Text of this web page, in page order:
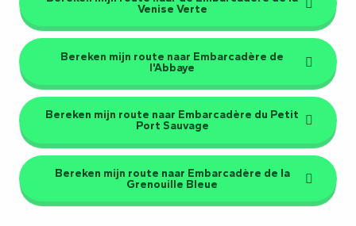
Venise Verte
Bereken mijn route naar Embarcadère de
l'Abbaye
Bereken mijn route naar Embarcadère du Petit
Port Sauvage
Bereken mijn route naar Embarcadère de la
Grenouille Bleue